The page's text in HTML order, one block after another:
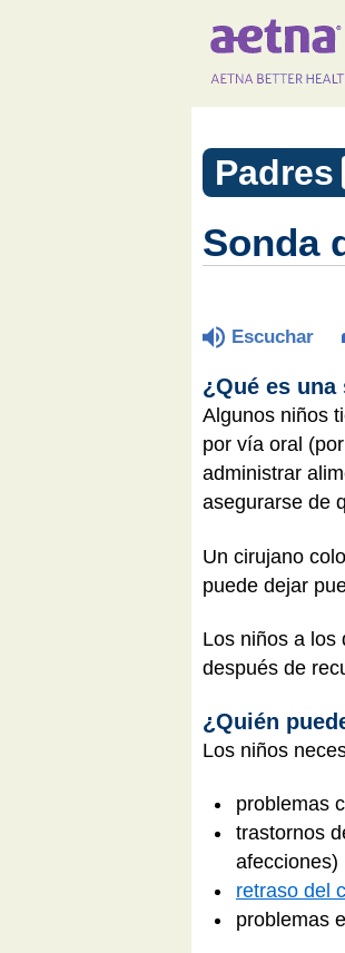
Padres
Sonda
Escuchar
¿Qué es
Algunos niños
por vía oral
administrar
asegurarse de
Un cirujano
puede dejar
Los niños a los
después de
¿Quién
Los niños
problemas
trastornos
afecciones)
retraso del
problemas